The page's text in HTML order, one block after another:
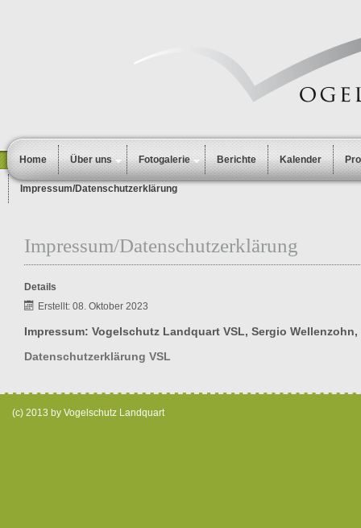
Home Über uns Fotogalerie Berichte Kalender
Impressum/Datenschutzerklärung
Impressum/Datenschutzerklärung
Details
Erstellt: 08. Oktober 2023
Impressum: Vogelschutz Landquart VSL, Sergio
Datenschutzerklärung VSL
(c) 2013 by Vogelschutz Landquart